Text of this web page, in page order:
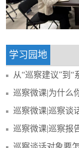
学习园地
从“巡察建议”到
巡察微课|为什么
巡察微课|巡察谈
巡察微课|巡察报